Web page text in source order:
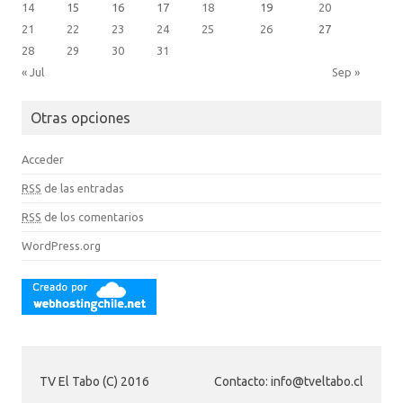
« Jul Sep »
14
15 16 17 18 19
20
21
22 23 24 25 26
27
28
29 30 31
Otras opciones
Acceder
RSS de las entradas
RSS de los comentarios
WordPress.org
TV El Tabo (C) 2016 Contacto: info@tveltabo.cl